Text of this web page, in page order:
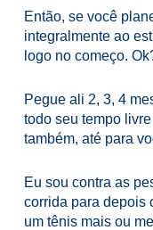
Então, se você
integralmente ao
logo no começo.
Pegue ali 2, 3, 4
todo seu tempo
também, até para
Eu sou contra as
corrida para depois
um tênis mais ou